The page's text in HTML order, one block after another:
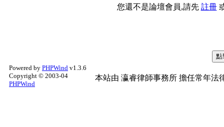
您還不是論壇會員,請先 註冊
Powered by PHPWind v1.3.6
Copyright © 2003-04
PHPWind
本站由 瀛睿律師事務所 擔任常年法